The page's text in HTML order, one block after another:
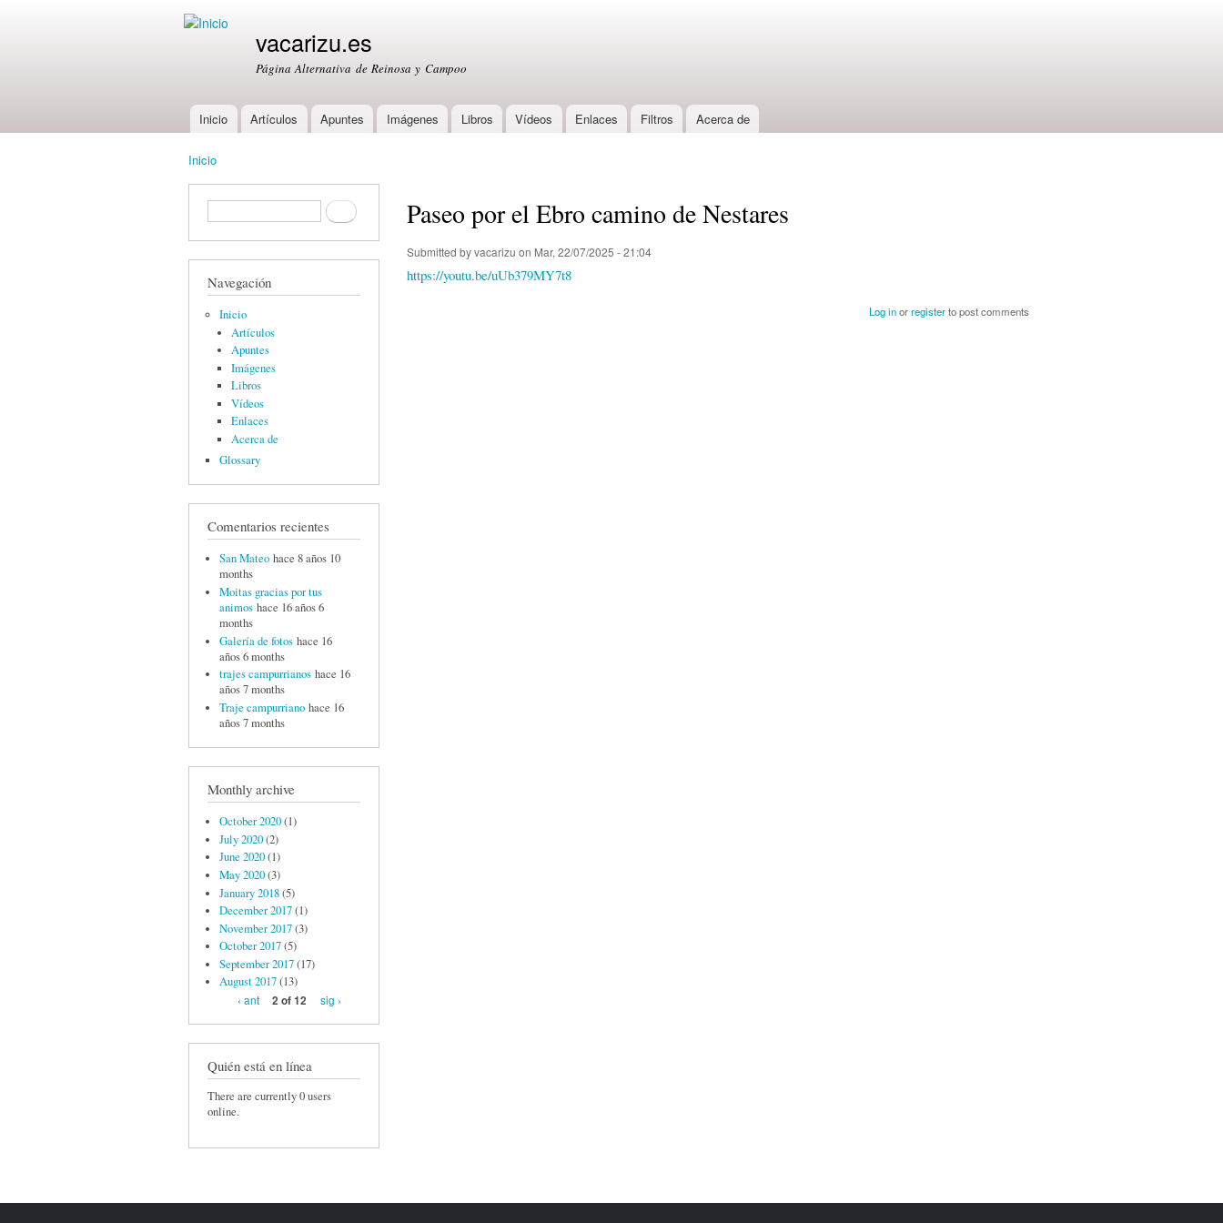
vacarizu.es
Página Alternativa de Reinosa y Campoo
Main menu
Inicio Artículos Apuntes Imágenes Libros Vídeos Enlaces Filtros Acerca de
Inicio
Formulario de búsquedaBuscar
Navegación
Inicio
Artículos
Apuntes
Imágenes
Libros
Vídeos
Enlaces
Acerca de
Glossary
Comentarios recientes
San Mateo hace 8 años 10
months
Moitas gracias por tus
animos hace 16 años 6
months
Galería de fotos hace 16
años 6 months
trajes campurrianos hace 16
años 7 months
Traje campurriano hace 16
años 7 months
Monthly archive
October 2020(1)
July 2020(2)
June 2020(1)
May 2020(3)
January 2018(5)
December 2017(1)
November 2017(3)
October 2017(5)
September 2017(17)
August 2017(13)
‹ ant
2 of 12 sig ›
Quién está en línea
There are currently 0 users
online.
Paseo por el Ebro camino de Nestares
Submitted byvacarizu on Mar, 22/07/2025 - 21:04
https://youtu.be/uUb379MY7t8
Log inorregisterto post comments